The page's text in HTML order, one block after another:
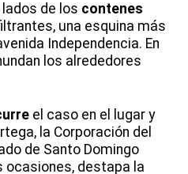
de los contenes
una esquina más
Independencia. En
los alrededores
el caso en el lugar y
la Corporación del
de Santo Domingo
ocasiones, destapa la